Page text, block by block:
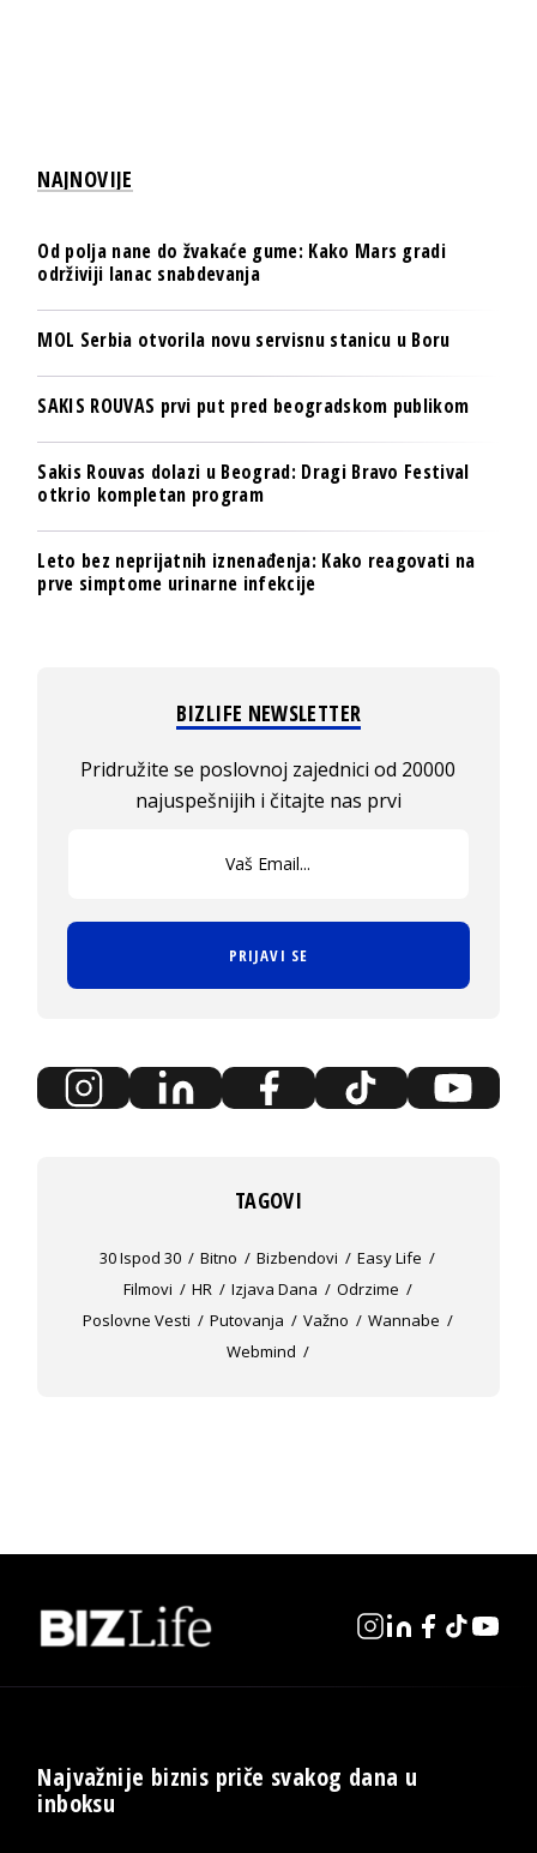
NAJNOVIJE
Od polja nane do žvakaće gume: Kako Mars gradi
održiviji lanac snabdevanja
MOL Serbia otvorila novu servisnu stanicu u Boru
SAKIS ROUVAS prvi put pred beogradskom publikom
Sakis Rouvas dolazi u Beograd: Dragi Bravo Festival
otkrio kompletan program
Leto bez neprijatnih iznenađenja: Kako reagovati na
prve simptome urinarne infekcije
BIZLIFE NEWSLETTER
Pridružite se poslovnoj zajednici od 20000
najuspešnijih i čitajte nas prvi
PRIJAVI SE
TAGOVI
30 Ispod 30 Bitno Bizbendovi
Easy Life
Filmovi
HR Izjava Dana
Odrzime
Poslovne Vesti
Putovanja Važno
Wannabe
Webmind
Najvažnije biznis priče svakog dana u
inboksu